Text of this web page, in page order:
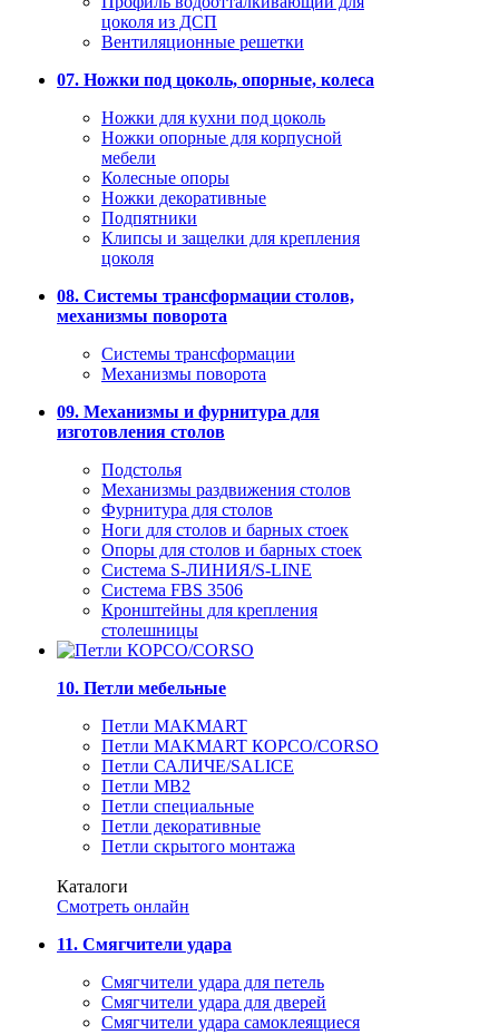
цоколя из ДСП
Вентиляционные решетки
07. Ножки под цоколь, опорные, колеса
Ножки для кухни под цоколь
Ножки опорные для корпусной
мебели
Колесные опоры
Ножки декоративные
Подпятники
Клипсы и защелки для крепления
цоколя
08. Системы трансформации столов,
механизмы поворота
Системы трансформации
Механизмы поворота
09. Механизмы и фурнитура для
изготовления столов
Подстолья
Механизмы раздвижения столов
Фурнитура для столов
Ноги для столов и барных стоек
Опоры для столов и барных стоек
Система S-ЛИНИЯ/S-LINE
Система FBS 3506
Кронштейны для крепления
столешницы
10. Петли мебельные
Петли MAKMART
Петли MAKMART КОРСО/CORSO
Петли САЛИЧЕ/SALICE
Петли MB2
Петли специальные
Петли декоративные
Петли скрытого монтажа
Каталоги
Смотреть онлайн
11. Смягчители удара
Смягчители удара для петель
Смягчители удара для дверей
Cмягчители удара самоклеящиеся